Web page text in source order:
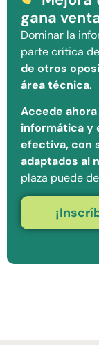
gana
Dominar la
parte crítica
de otros
área técnica.
Accede
informática y
efectiva, con
adaptados al
plaza puede